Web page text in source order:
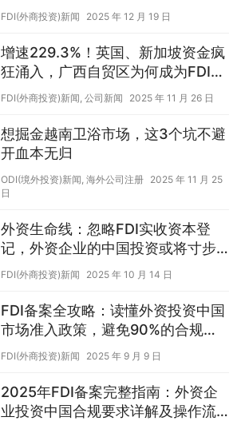
教你搞定合规准入！
FDI(外商投资)新闻 2025 年 12 月 19 日
增速229.3%！英国、新加坡资金疯
狂涌入，广西自贸区为何成为FDI外
商投资首选？
FDI(外商投资)新闻, 公司新闻 2025 年 11 月 26 日
想掘金越南卫浴市场，这3个坑不避
开血本无归
ODI(境外投资)新闻, 海外公司注册 2025 年 11 月 25
日
外资生命线：忽略FDI实收资本登
记，外资企业的中国投资或将寸步
难行
FDI(外商投资)新闻 2025 年 10 月 14 日
FDI备案全攻略：读懂外资投资中国
市场准入政策，避免90%的合规陷
阱
FDI(外商投资)新闻 2025 年 9 月 9 日
2025年FDI备案完整指南：外资企
业投资中国合规要求详解及操作流